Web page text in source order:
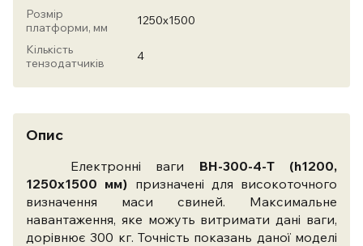
Розмір
платформи, мм
1250х1500
Кількість
тензодатчиків
4
Опис
Електронні ваги ВН-300-4-Т (h1200,
1250x1500 мм) призначені для високоточного
визначення маси свиней. Максимальне
навантаження, яке можуть витримати дані ваги,
дорівнює 300 кг. Точність показань даної моделі